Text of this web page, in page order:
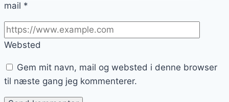
mail *
Websted
Gem mit navn, mail og websted i denne browser
til næste gang jeg kommenterer.